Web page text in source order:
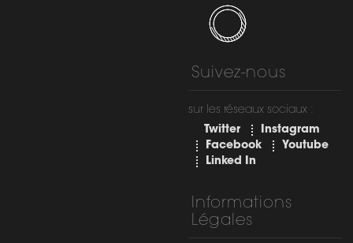
Suivez-nous
sur les réseaux sociaux :
Twitter
Instagram
Facebook
Youtube
Linked In
Informations
Légales